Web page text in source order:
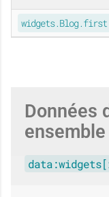
Données
ensemble